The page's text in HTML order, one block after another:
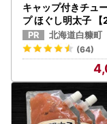
キャップ付きチュ
プ ほぐし明太子
2 合計500g】
1
北海道白糠町
(64)